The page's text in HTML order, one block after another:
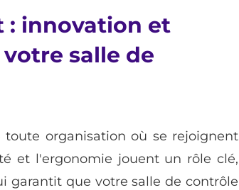
: innovation et
salle de
organisation où se rejoignent
et l'ergonomie jouent un rôle clé,
garantit que votre salle de contrôle